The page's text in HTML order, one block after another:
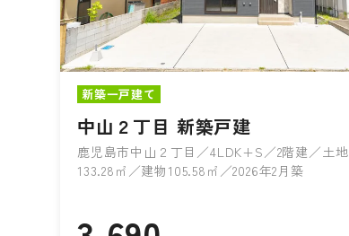
新築一戸建て
中山２丁目 新築戸建
鹿児島市中山２丁目／4LDK+S／2階建／土地
133.28㎡／建物105.58㎡／2026年2月築